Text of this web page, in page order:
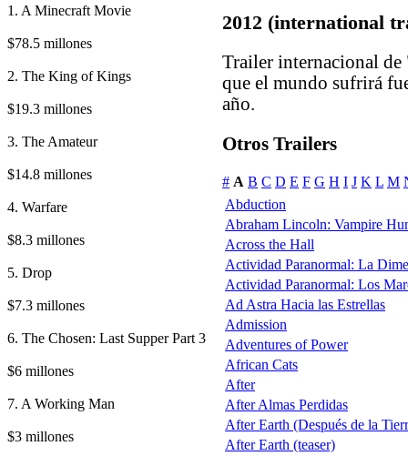
1. A Minecraft Movie
$78.5 millones
2. The King of Kings
$19.3 millones
3. The Amateur
$14.8 millones
4. Warfare
$8.3 millones
5. Drop
$7.3 millones
6. The Chosen: Last Supper Part 3
$6 millones
7. A Working Man
$3 millones
2012 (international
Trailer internacional de
que el mundo sufrirá
año.
Otros Trailers
# A B C D E F G H I J K L M
Abduction
Abraham Lincoln: Vampire
Across the Hall
Actividad Paranormal: La
Actividad Paranormal: Los
Ad Astra Hacia las Estrellas
Admission
Adventures of Power
African Cats
After
After Almas Perdidas
After Earth (Después de la
After Earth (teaser)